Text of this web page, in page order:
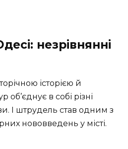
незрівнянні
історією й
об’єднує в собі різні
І штрудель став одним з
нововведень у місті.